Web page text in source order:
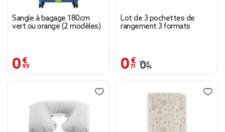
Sangle à bagage 180cm
vert ou orange (2 modèles)
0,99 €
Lot de 3 pochettes de
rangement 3 formats
0,71 €
Prix remisé de 0,99 € à
0,99 €